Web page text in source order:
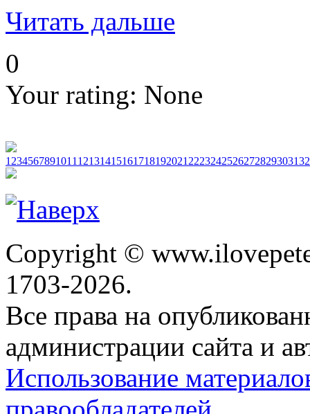
Читать дальше
0
Your rating: None
1 234567891011 12131415161718192021 2223242526272829303132
Copyright ©
1703-2026.
Все права на
администрации сайта и
Использование